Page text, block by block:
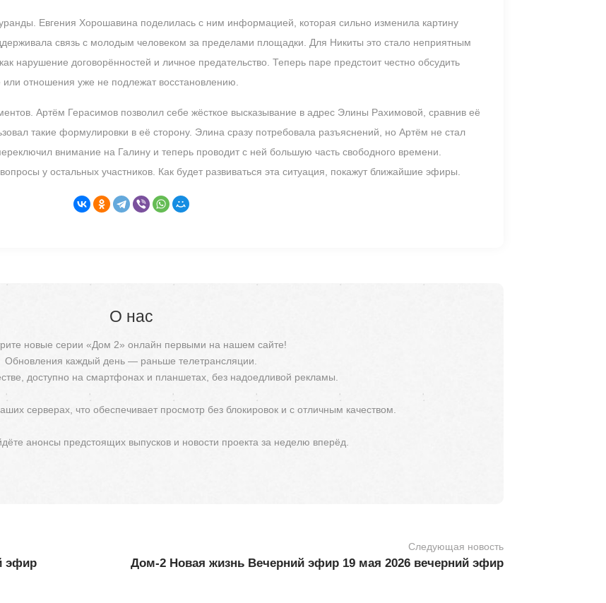
Евгения Хорошавина поделилась с ним информацией, которая сильно изменила картину
связь с молодым человеком за пределами площадки. Для Никиты это стало неприятным
нарушение договорённостей и личное предательство. Теперь паре предстоит честно обсудить
отношения уже не подлежат восстановлению.
Артём Герасимов позволил себе жёсткое высказывание в адрес Элины Рахимовой, сравнив её
такие формулировки в её сторону. Элина сразу потребовала разъяснений, но Артём не стал
внимание на Галину и теперь проводит с ней большую часть свободного времени.
у остальных участников. Как будет развиваться эта ситуация, покажут ближайшие эфиры.
О нас
новые серии «Дом 2» онлайн первыми на нашем сайте!
Обновления каждый день — раньше телетрансляции.
доступно на смартфонах и планшетах, без надоедливой рекламы.
серверах, что обеспечивает просмотр без блокировок и с отличным качеством.
анонсы предстоящих выпусков и новости проекта за неделю вперёд.
эфир
Следующая новость
Дом-2 Новая жизнь Вечерний эфир 19 мая 2026 вечерний эфир